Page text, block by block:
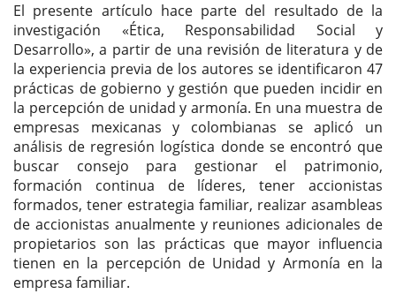
El presente artículo hace parte del resultado de la
investigación «Ética, Responsabilidad Social y
Desarrollo», a partir de una revisión de literatura y de
la experiencia previa de los autores se identificaron 47
prácticas de gobierno y gestión que pueden incidir en
la percepción de unidad y armonía. En una muestra de
empresas mexicanas y colombianas se aplicó un
análisis de regresión logística donde se encontró que
buscar consejo para gestionar el patrimonio,
formación continua de líderes, tener accionistas
formados, tener estrategia familiar, realizar asambleas
de accionistas anualmente y reuniones adicionales de
propietarios son las prácticas que mayor influencia
tienen en la percepción de Unidad y Armonía en la
empresa familiar.